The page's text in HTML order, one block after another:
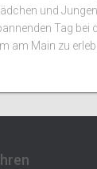
und
Tag bei
am Main zu